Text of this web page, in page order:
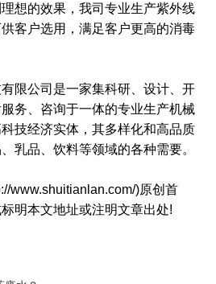
想的效果， 我司专业生产紫外线
客户选用，满足客户更高的消毒
限公司是一家集科研、设计、开
务、咨询于一体的专业生产机械
技经济实体，其多样化和高品质
乳品、饮料等领域的各种需要。
www.shuitianlan.com/)原创首
明本文地址或注明文章出处!